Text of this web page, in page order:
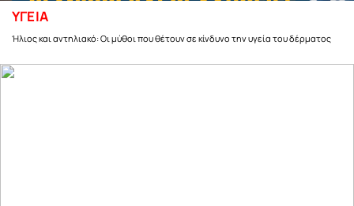
ΥΓΕΙΑ
Ήλιος και αντηλιακό: Οι μύθοι που θέτουν σε κίνδυνο την υγεία του δέρματος